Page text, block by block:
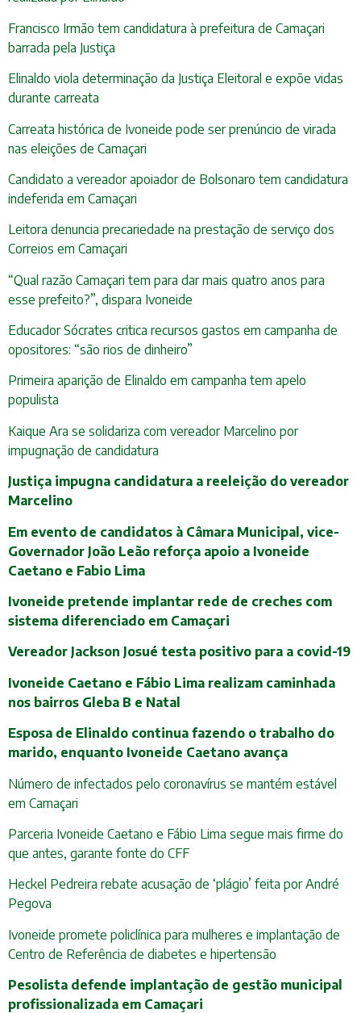
Francisco Irmão tem candidatura à prefeitura de Camaçari
barrada pela Justiça
Elinaldo viola determinação da Justiça Eleitoral e expõe vidas
durante carreata
Carreata histórica de Ivoneide pode ser prenúncio de virada
nas eleições de Camaçari
Candidato a vereador apoiador de Bolsonaro tem candidatura
indeferida em Camaçari
Leitora denuncia precariedade na prestação de serviço dos
Correios em Camaçari
“Qual razão Camaçari tem para dar mais quatro anos para
esse prefeito?”, dispara Ivoneide
Educador Sócrates critica recursos gastos em campanha de
opositores: “são rios de dinheiro”
Primeira aparição de Elinaldo em campanha tem apelo
populista
Kaique Ara se solidariza com vereador Marcelino por
impugnação de candidatura
Justiça impugna candidatura a reeleição do vereador
Marcelino
Em evento de candidatos à Câmara Municipal, vice-
Governador João Leão reforça apoio a Ivoneide
Caetano e Fabio Lima
Ivoneide pretende implantar rede de creches com
sistema diferenciado em Camaçari
Vereador Jackson Josué testa positivo para a covid-19
Ivoneide Caetano e Fábio Lima realizam caminhada
nos bairros Gleba B e Natal
Esposa de Elinaldo continua fazendo o trabalho do
marido, enquanto Ivoneide Caetano avança
Número de infectados pelo coronavírus se mantém estável
em Camaçari
Parceria Ivoneide Caetano e Fábio Lima segue mais firme do
que antes, garante fonte do CFF
Heckel Pedreira rebate acusação de ‘plágio’ feita por André
Pegova
Ivoneide promete policlínica para mulheres e implantação de
Centro de Referência de diabetes e hipertensão
Pesolista defende implantação de gestão municipal
profissionalizada em Camaçari